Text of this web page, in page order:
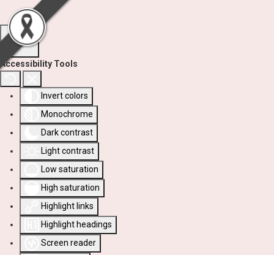
Accessibility Tools
Invert colors
Monochrome
Dark contrast
Light contrast
Low saturation
High saturation
Highlight links
Highlight headings
Screen reader